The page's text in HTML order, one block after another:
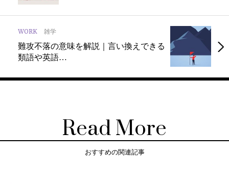
WORK 雑学
難攻不落の意味を解説｜言い換えできる
類語や英語…
Read More
おすすめの関連記事